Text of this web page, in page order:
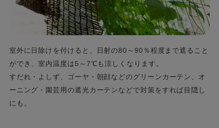
室外に日除けを付けると、日射の80～90％程度まで遮ること
ができ、室内温度は5～7℃も涼しくなります。
すだれ・よしず、ゴーヤ・朝顔などのグリーンカーテン、オ
ーニング・園芸用の遮光カーテンなどで対策をすれば目隠し
にも。